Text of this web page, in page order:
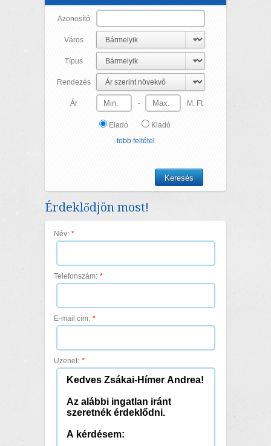
Azonosító
Város
Típus
Rendezés
Ár - M. Ft
Eladó
Kiadó
több feltétel
Érdeklődjön most!
Név: *
Telefonszám: *
E-mail cím: *
Üzenet: *